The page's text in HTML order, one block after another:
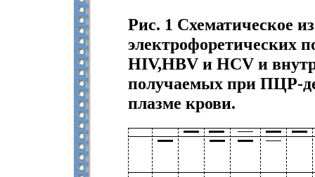
Рис. 1 Схематическое
электрофоретических
HIV,HBV и HCV и
получаемых при ПЦР-
плазме крови.